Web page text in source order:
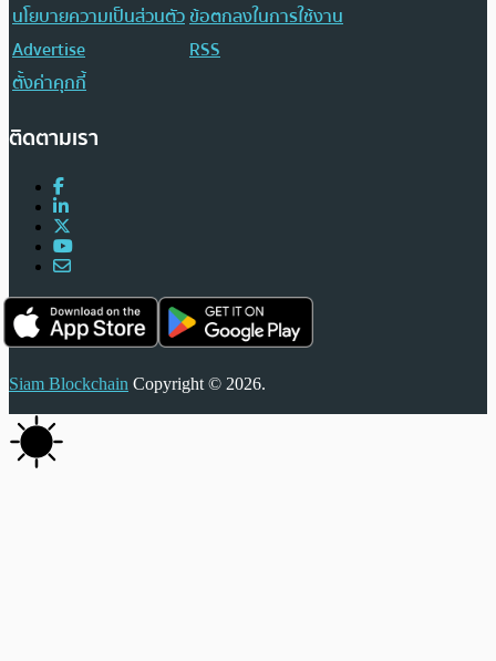
นโยบายความเป็นส่วนตัวข้อตกลงในการใช้งาน
Advertise
RSS
ตั้งค่าคุกกี้
ติดตามเรา
Siam Blockchain Copyright © 2026.